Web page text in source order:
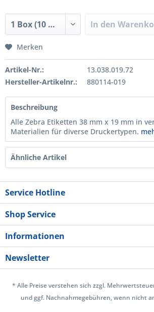
In den
Merken
Artikel-Nr.:
13.038.019.72
Hersteller-Artikelnr.:
880114-019
Beschreibung
Alle Zebra Etiketten 38 mm x 19 mm in
Materialien für diverse Druckertypen.
Ähnliche Artikel
Service Hotline
Shop Service
Informationen
Newsletter
* Alle Preise verstehen sich zzgl.
und ggf. Nachnahmegebühren, wenn nicht